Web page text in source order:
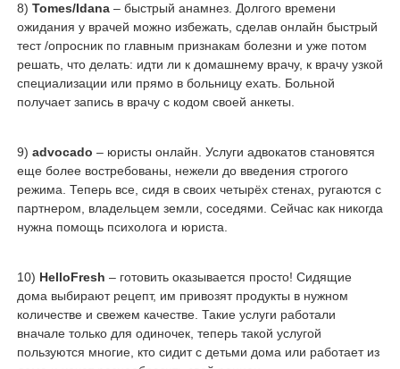
8) Tomes/Idana– быстрый анамнез. Долгого времени
ожидания у врачей можно избежать, сделав онлайн быстрый
тест /опросник по главным признакам болезни и уже потом
решать, что делать: идти ли к домашнему врачу, к врачу узкой
специализации или прямо в больницу ехать. Больной
получает запись в врачу с кодом своей анкеты.
9) advocado – юристы онлайн. Услуги адвокатов становятся
еще более востребованы, нежели до введения строгого
режима. Теперь все, сидя в своих четырёх стенах, ругаются с
партнером, владельцем земли, соседями. Сейчас как никогда
нужна помощь психолога и юриста.
10) HelloFresh – готовить оказывается просто! Сидящие
дома выбирают рецепт, им привозят продукты в нужном
количестве и свежем качестве. Такие услуги работали
вначале только для одиночек, теперь такой услугой
пользуются многие, кто сидит с детьми дома или работает из